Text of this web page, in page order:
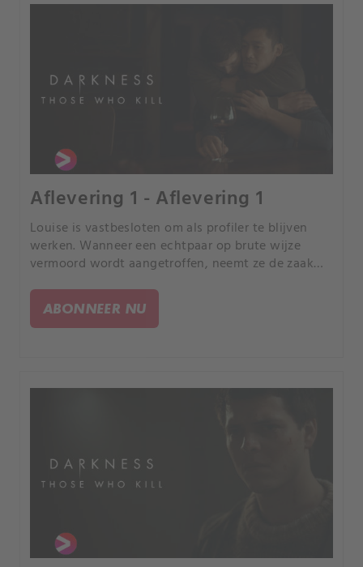
Aflevering 1 - Aflevering 1
Louise is vastbesloten om als profiler te blijven
werken. Wanneer een echtpaar op brute wijze
vermoord wordt aangetroffen, neemt ze de zaak
Havgaard.
ABONNEER NU